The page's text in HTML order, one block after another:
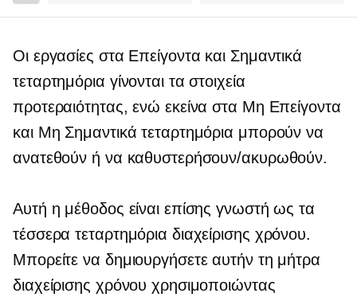
Οι εργασίες στα Επείγοντα και Σημαντικά
τεταρτημόρια γίνονται τα στοιχεία
προτεραιότητας, ενώ εκείνα στα Μη Επείγοντα
και Μη Σημαντικά τεταρτημόρια μπορούν να
ανατεθούν ή να καθυστερήσουν/ακυρωθούν.
Αυτή η μέθοδος είναι επίσης γνωστή ως τα
τέσσερα τεταρτημόρια διαχείρισης χρόνου.
Μπορείτε να δημιουργήσετε αυτήν τη μήτρα
διαχείρισης χρόνου χρησιμοποιώντας